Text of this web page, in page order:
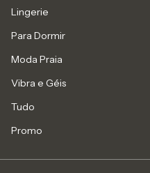
Lingerie
Para Dormir
Moda Praia
Vibra e Géis
Tudo
Promo